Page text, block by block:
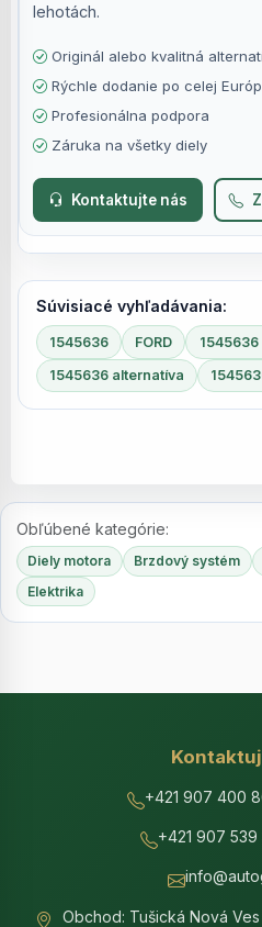
lehotách.
Originál alebo kvalitná
Rýchle dodanie po celej
Profesionálna podpora
Záruka na všetky diely
Kontaktujte nás
Súvisiacé vyhľadávania:
1545636 FORD
1545636 alternatíva
Obľúbené kategórie:
Diely motora Brzdový systém
Elektrika
+421 907 400
+421 907 539
Obchod: Tušická Nová